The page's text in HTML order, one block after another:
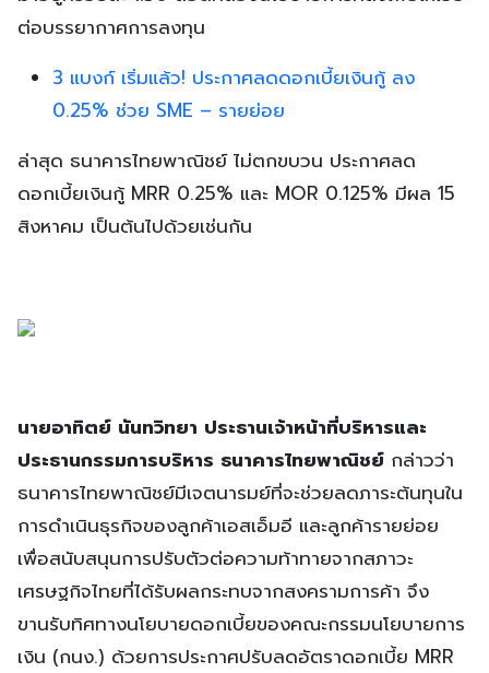
ต่อบรรยากาศการลงทุน
3 แบงก์ เริ่มแล้ว! ประกาศลดดอกเบี้ยเงินกู้ ลง
0.25% ช่วย SME – รายย่อย
ล่าสุด ธนาคารไทยพาณิชย์ ไม่ตกขบวน ประกาศลด
ดอกเบี้ยเงินกู้ MRR 0.25% และ MOR 0.125% มีผล 15
สิงหาคม เป็นต้นไปด้วยเช่นกัน
นายอาทิตย์ นันทวิทยา ประธานเจ้าหน้าที่บริหารและ
ประธานกรรมการบริหาร ธนาคารไทยพาณิชย์ กล่าวว่า
ธนาคารไทยพาณิชย์มีเจตนารมย์ที่จะช่วยลดภาระต้นทุนใน
การดำเนินธุรกิจของลูกค้าเอสเอ็มอี และลูกค้ารายย่อย
เพื่อสนับสนุนการปรับตัวต่อความท้าทายจากสภาวะ
เศรษฐกิจไทยที่ได้รับผลกระทบจากสงครามการค้า จึง
ขานรับทิศทางนโยบายดอกเบี้ยของคณะกรรมนโยบายการ
เงิน (กนง.) ด้วยการประกาศปรับลดอัตราดอกเบี้ย MRR